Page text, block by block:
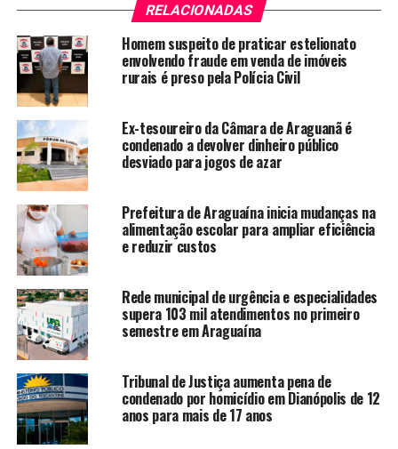
RELACIONADAS
Homem suspeito de praticar estelionato
envolvendo fraude em venda de imóveis
rurais é preso pela Polícia Civil
Ex-tesoureiro da Câmara de Araguanã é
condenado a devolver dinheiro público
desviado para jogos de azar
Prefeitura de Araguaína inicia mudanças na
alimentação escolar para ampliar eficiência
e reduzir custos
Rede municipal de urgência e especialidades
supera 103 mil atendimentos no primeiro
semestre em Araguaína
Tribunal de Justiça aumenta pena de
condenado por homicídio em Dianópolis de 12
anos para mais de 17 anos